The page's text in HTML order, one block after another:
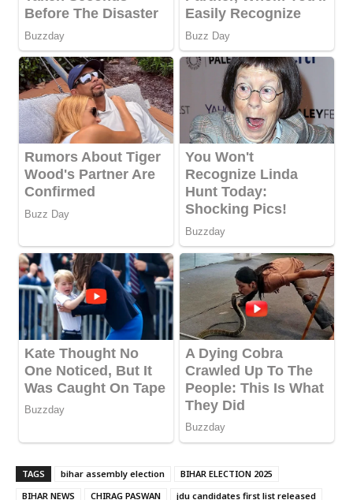
TAGS bihar assembly election
BIHAR ELECTION 2025
BIHAR NEWS
CHIRAG PASWAN
jdu candidates first list released